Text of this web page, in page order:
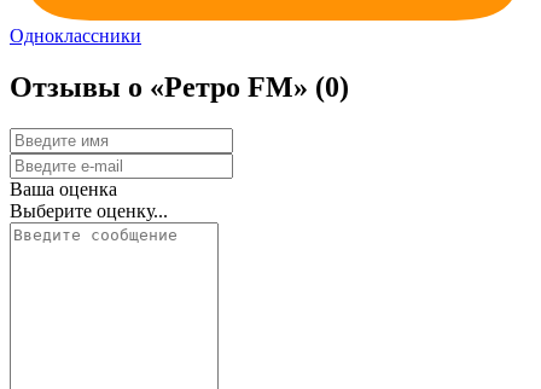
Одноклассники
Отзывы о «Ретро FM» (0)
Ваша оценка
Выберите оценку...